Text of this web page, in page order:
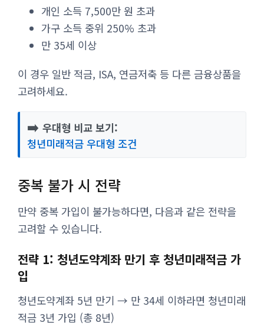
개인 소득 7,500만 원 초과
가구 소득 중위 250% 초과
만 35세 이상
이 경우 일반 적금, ISA, 연금저축 등 다른 금융상품을
고려하세요.
➡️ 우대형 비교 보기:
청년미래적금 우대형 조건
중복 불가 시 전략
만약 중복 가입이 불가능하다면, 다음과 같은 전략을
고려할 수 있습니다.
전략 1: 청년도약계좌 만기 후 청년미래적금 가
입
청년도약계좌 5년 만기 → 만 34세 이하라면 청년미래
적금 3년 가입 (총 8년)